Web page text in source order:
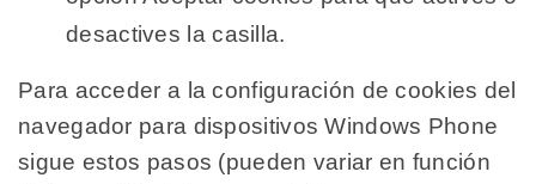
desactives la casilla.
Para acceder a la configuración de cookies del
navegador para dispositivos Windows Phone
sigue estos pasos (pueden variar en función